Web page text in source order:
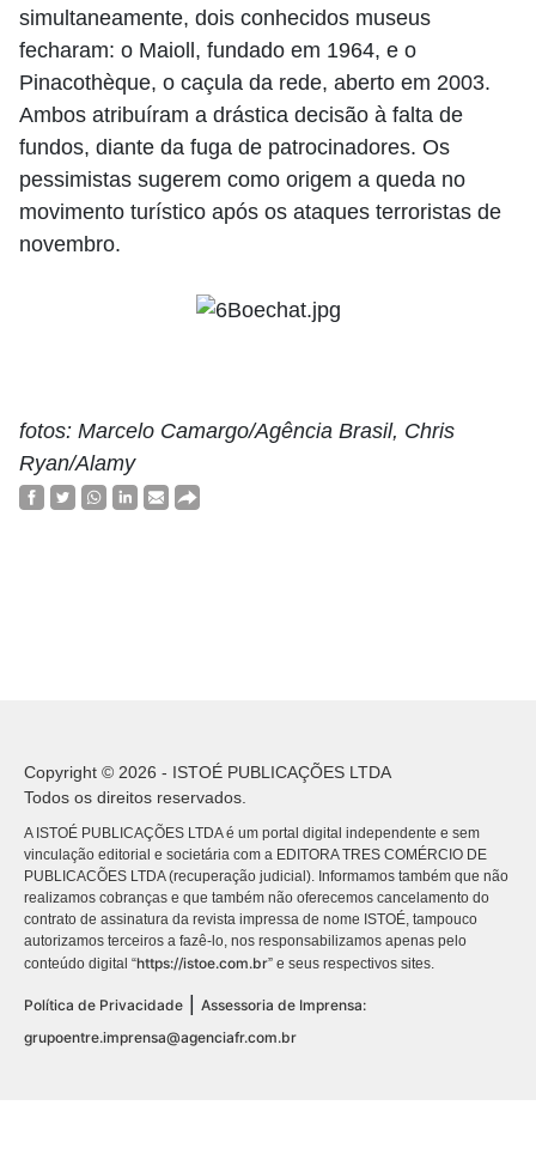
simultaneamente, dois conhecidos museus
fecharam: o Maioll, fundado em 1964, e o
Pinacothèque, o caçula da rede, aberto em 2003.
Ambos atribuíram a drástica decisão à falta de
fundos, diante da fuga de patrocinadores. Os
pessimistas sugerem como origem a queda no
movimento turístico após os ataques terroristas de
novembro.
fotos: Marcelo Camargo/Agência Brasil, Chris
Ryan/Alamy
Copyright © 2026 - ISTOÉ PUBLICAÇÕES LTDA
Todos os direitos reservados.
A ISTOÉ PUBLICAÇÕES LTDA é um portal digital independente e sem
vinculação editorial e societária com a EDITORA TRES COMÉRCIO DE
PUBLICACÕES LTDA (recuperação judicial). Informamos também que não
realizamos cobranças e que também não oferecemos cancelamento do
contrato de assinatura da revista impressa de nome ISTOÉ, tampouco
autorizamos terceiros a fazê-lo, nos responsabilizamos apenas pelo
conteúdo digital “https://istoe.com.br” e seus respectivos sites.
Política de Privacidade
Assessoria de Imprensa:
grupoentre.imprensa@agenciafr.com.br